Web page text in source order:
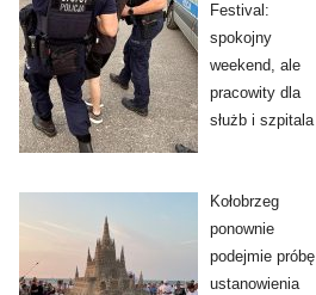
Festival:
spokojny
weekend, ale
pracowity dla
służb i szpitala
Kołobrzeg
ponownie
podejmie próbę
ustanowienia